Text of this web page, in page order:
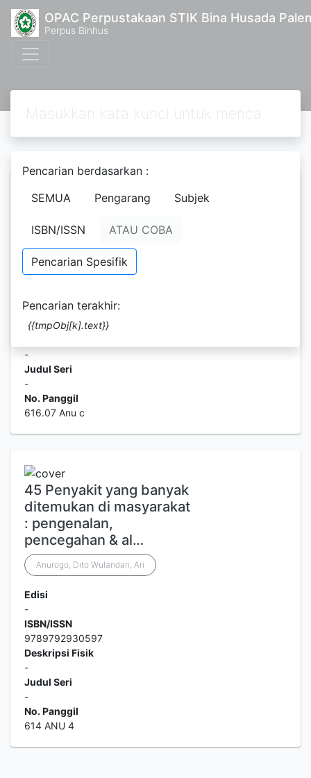
OPAC Perpustakaan STIK Bina Husada
Perpus Binhus
Pencarian berdasarkan :
SEMUA
Pengarang Subjek
ISBN/ISSN ATAU COBA
Pencarian Spesifik
Pencarian terakhir:
{{tmpObj[k].text}}
Cara Jitu Mengatasi
Impotensi
Anurogo, Dito
ISBN/ISSN
9789792925562
-
Judul Seri
-
No. Panggil
616.07 Anu c
45 Penyakit yang banyak
ditemukan di masyarakat
: pengenalan,
pencegahan & al…
Anurogo, Dito Wulandari, Ari
Edisi
-
ISBN/ISSN
9789792930597
Deskripsi Fisik
-
Judul Seri
-
No. Panggil
614 ANU 4